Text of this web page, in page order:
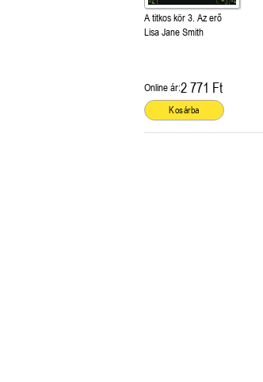
A titkos kör 3. Az erő
Lisa Jane Smith
Online ár:2 771 Ft
Kosárba